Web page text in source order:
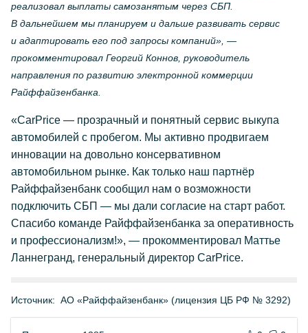
реализовал выплаты самозанятым через СБП.
В дальнейшем мы планируем и дальше развивать сервис
и адаптировать его под запросы компаний», —
прокомментировал Георгий Коннов, руководитель
направления по развитию электронной коммерции
Райффайзенбанка.
«CarPrice — прозрачный и понятный сервис выкупа
автомобилей с пробегом. Мы активно продвигаем
инновации на довольно консервативном
автомобильном рынке. Как только наш партнёр
Райффайзенбанк сообщил нам о возможности
подключить СБП — мы дали согласие на старт работ.
Спасибо команде Райффайзенбанка за оперативность
и профессионализм!», — прокомментировал Маттье
Ланнегранд, генеральный директор CarPrice.
Источник: АО «Райффайзенбанк» (лицензия ЦБ РФ № 3292)